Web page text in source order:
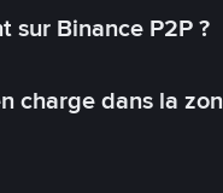
sur Binance P2P ?
charge dans la